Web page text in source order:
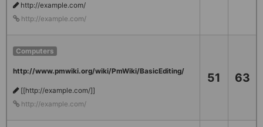
http://example.com/
http://example.com/
Computers
http://www.pmwiki.org/wiki/PmWiki/BasicEditing/
[[http://example.com/]]
http://example.com/
51 63